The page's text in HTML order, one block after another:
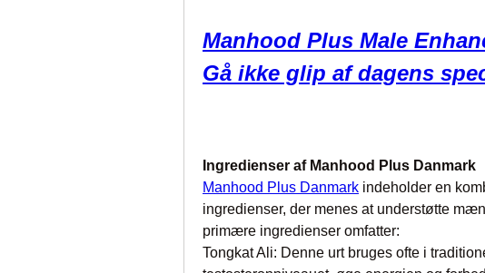
Manhood Plus Male
Gå ikke glip af dagens
Ingredienser af Manhood Plus Danmark
Manhood Plus Danmark indeholder en
ingredienser, der menes at understøtte
primære ingredienser omfatter:
Tongkat Ali: Denne urt bruges ofte i